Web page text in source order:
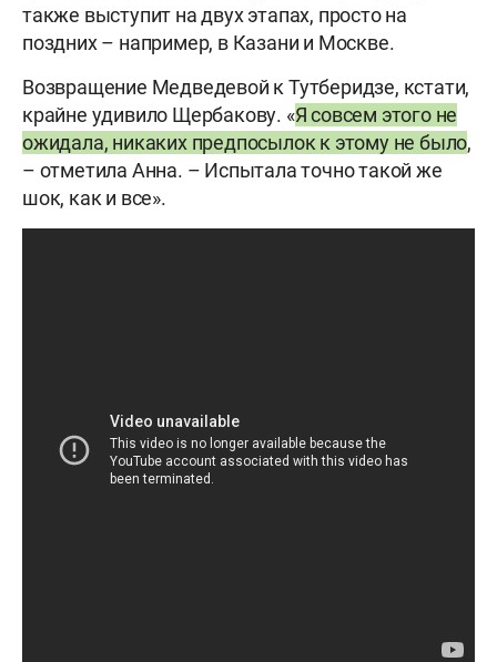
также выступит на двух этапах, просто на
поздних – например, в Казани и Москве.
Возвращение Медведевой к Тутберидзе, кстати,
крайне удивило Щербакову. «Я совсем этого не
ожидала, никаких предпосылок к этому не было,
– отметила Анна. – Испытала точно такой же
шок, как и все».